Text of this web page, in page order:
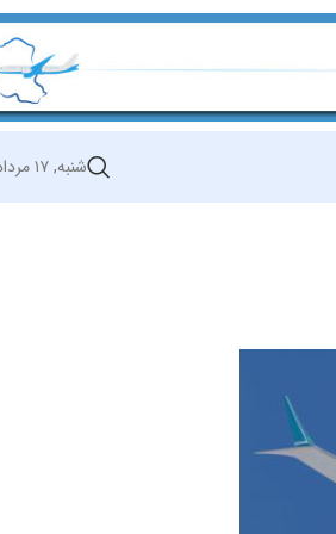
شنبه, ۱۷ مرداد ۱۴۰۵